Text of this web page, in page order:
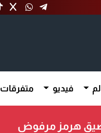
فيديو متفرقات
مضيق هرمز مرفوض